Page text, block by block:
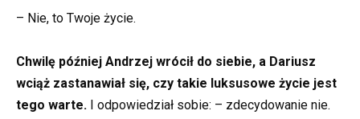
– Nie, to Twoje życie.
Chwilę później Andrzej wrócił do siebie, a Dariusz
wciąż zastanawiał się, czy takie luksusowe życie jest
tego warte. I odpowiedział sobie: – zdecydowanie nie.